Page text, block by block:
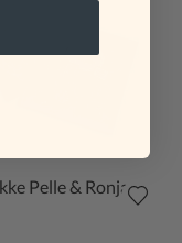
Bogpakke Pelle & Ronja 4+